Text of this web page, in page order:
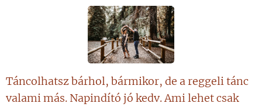
Táncolhatsz bárhol, bármikor, de a reggeli tánc
valami más. Napindító jó kedv. Ami lehet csak